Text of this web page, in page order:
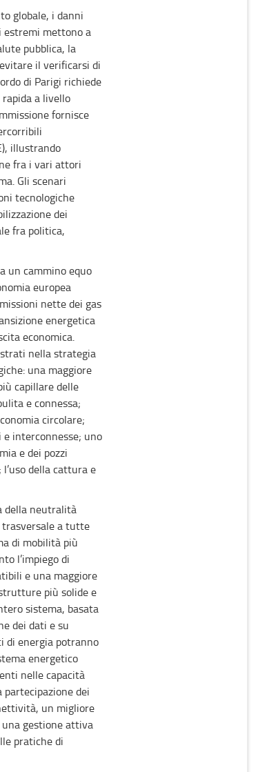
globale, i danni
estremi mettono a
pubblica, la
il verificarsi di
di Parigi richiede
a livello
fornisce
illustrando
fra i vari attori
Gli scenari
tecnologiche
dei
fra politica,
un cammino equo
europea
nette dei gas
energetica
economica.
nella strategia
una maggiore
capillare delle
e connessa;
circolare;
interconnesse; uno
e dei pozzi
della cattura e
della neutralità
trasversale a tutte
di mobilità più
l’impiego di
e una maggiore
più solide e
sistema, basata
dei dati e su
di energia potranno
energetico
nelle capacità
dei
un migliore
una gestione attiva
pratiche di